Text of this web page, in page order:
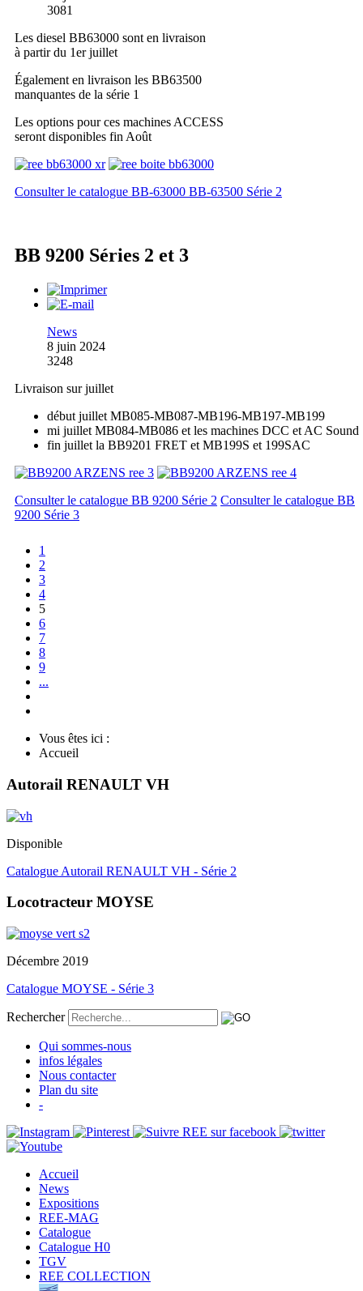
3081
Les diesel BB63000 sont en livraison
à partir du 1er juillet
Également en livraison les BB63500
manquantes de la série 1
Les options pour ces machines ACCESS
seront disponibles fin Août
Consulter le catalogue BB-63000 BB-63500 Série 2
BB 9200 Séries 2 et 3
News
8 juin 2024
3248
Livraison sur juillet
début juillet MB085-MB087-MB196-MB197-MB199
mi juillet MB084-MB086 et les machines DCC et AC Sound
fin juillet la BB9201 FRET et MB199S et 199SAC
Consulter le catalogue BB 9200 Série 2 Consulter le catalogue BB
9200 Série 3
1
2
3
4
5
6
7
8
9
...
Vous êtes ici :
Accueil
Autorail RENAULT VH
Disponible
Catalogue Autorail RENAULT VH - Série 2
Locotracteur MOYSE
Décembre 2019
Catalogue MOYSE - Série 3
Rechercher
Qui sommes-nous
infos légales
Nous contacter
Plan du site
-
Accueil
News
Expositions
REE-MAG
Catalogue
Catalogue H0
TGV
REE COLLECTION